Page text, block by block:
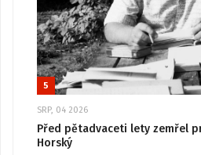
5
SRP, 04 2026
Před pětadvaceti lety zemřel
Horský